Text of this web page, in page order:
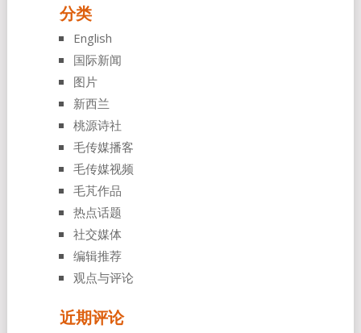
分类
English
国际新闻
图片
新西兰
桃源诗社
毛传媒播客
毛传媒视频
毛芃作品
热点话题
社交媒体
编辑推荐
观点与评论
近期评论